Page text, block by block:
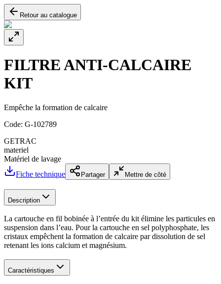
Retour au catalogue
FILTRE ANTI-CALCAIRE
KIT
Empêche la formation de calcaire
Code: G-102789
GETRAC
materiel
Matériel de lavage
Fiche technique
Partager Mettre de côté
Description
La cartouche en fil bobinée à l’entrée du kit élimine les particules en
suspension dans l’eau. Pour la cartouche en sel polyphosphate, les
cristaux empêchent la formation de calcaire par dissolution de sel
retenant les ions calcium et magnésium.
Caractéristiques